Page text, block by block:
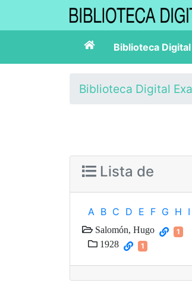
Biblioteca Digital
Biblioteca Digital
Lista de
A B C D E F G H I
Salomón, Hugo 1
1928 1